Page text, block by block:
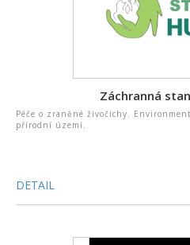
Záchranná
Péče o zraněné živočichy.
přírodní území.
DETAIL